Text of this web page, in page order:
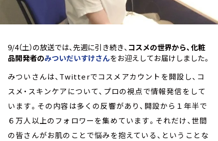
9/4（土）の放送では、先週に引き続き、 コスメの世界から、化粧
品開発者のみついだいすけさんをお迎えしてお届けしました。
みついさんは、Twitterでコスメアカウントを開設し、コ
スメ・スキンケアについて、プロの視点で情報発信をして
います。その内容は多くの反響があり、開設から１年半で
６万人以上のフォロワーを集めています。それだけ、世間
の皆さんがお肌のことで悩みを抱えている、ということな